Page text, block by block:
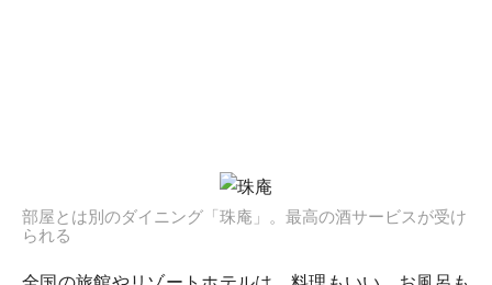
部屋とは別のダイニング「珠庵」。最高の酒サービスが受け
られる